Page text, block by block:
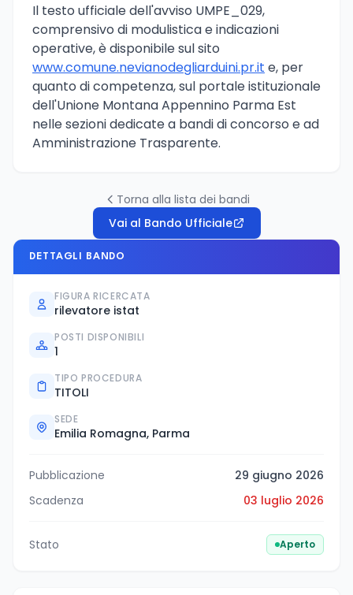
Il testo ufficiale dell'avviso UMPE_029,
comprensivo di modulistica e indicazioni
operative, è disponibile sul sito
www.comune.nevianodegliarduini.pr.it e, per
quanto di competenza, sul portale istituzionale
dell'Unione Montana Appennino Parma Est
nelle sezioni dedicate a bandi di concorso e ad
Amministrazione Trasparente.
Torna alla lista dei bandi
Vai al Bando Ufficiale
DETTAGLI BANDO
FIGURA RICERCATA
rilevatore istat
POSTI DISPONIBILI
1
TIPO PROCEDURA
TITOLI
SEDE
Emilia Romagna, Parma
Pubblicazione
29 giugno 2026
Scadenza
03 luglio 2026
Stato Aperto